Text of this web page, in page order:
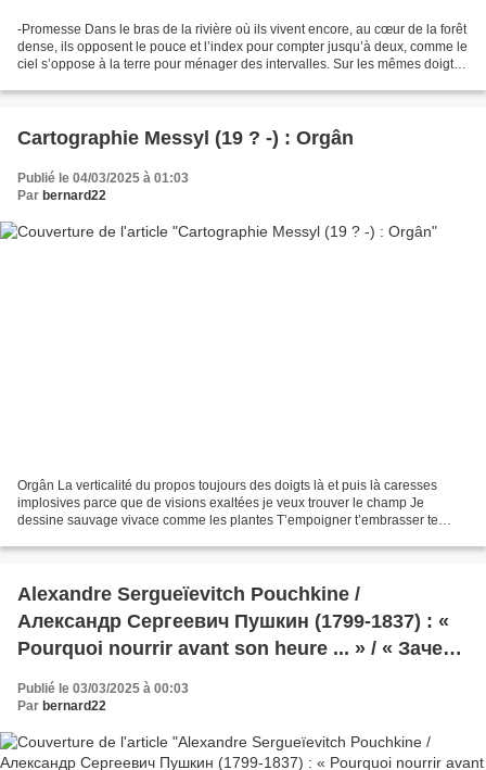
-Promesse Dans le bras de la rivière où ils vivent encore, au cœur de la forêt
dense, ils opposent le pouce et l’index pour compter jusqu’à deux, comme le
ciel s’oppose à la terre pour ménager des intervalles. Sur les mêmes doigts
Cartographie Messyl (19 ? -) : Orgân
Publié le 04/03/2025 à 01:03
Par bernard22
Orgân La verticalité du propos toujours des doigts là et puis là caresses
implosives parce que de visions exaltées je veux trouver le champ Je
dessine sauvage vivace comme les plantes T’empoigner t’embrasser te
Alexandre Sergueïevitch Pouchkine /
Александр Сергеевич Пушкин (1799-1837) : «
Pourquoi nourrir avant son heure ... » / « Зачем
безвременную скуку... »
Publié le 03/03/2025 à 00:03
Par bernard22